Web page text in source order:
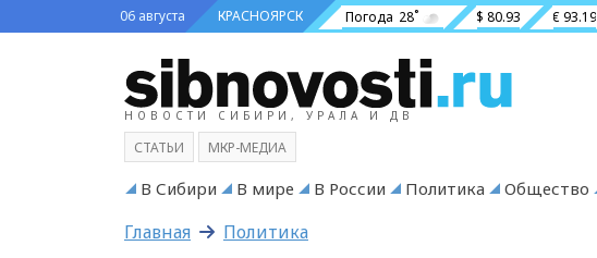
06 августа КРАСНОЯРСК Погода 28˚ $ 80.93 € 93.19
НОВОСТИ СИБИРИ, УРАЛА И ДВ
СТАТЬИ МКР-МЕДИА
В Сибири В мире В России Политика Общество
Главная Политика